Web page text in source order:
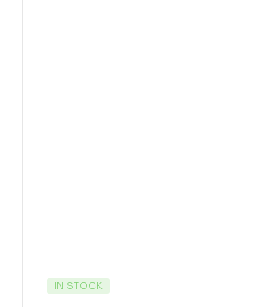
IN STOCK